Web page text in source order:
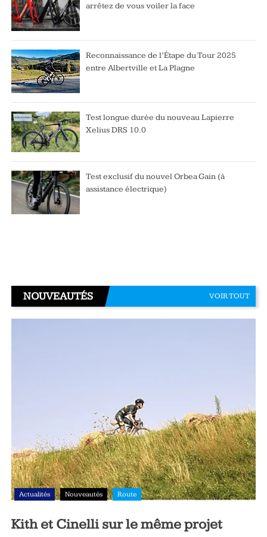
arrêtez de vous voiler la face
Reconnaissance de l’Étape du Tour 2025
entre Albertville et La Plagne
Test longue durée du nouveau Lapierre
Xelius DRS 10.0
Test exclusif du nouvel Orbea Gain (à
assistance électrique)
NOUVEAUTÉS VOIR TOUT
Actualités Nouveautés Route
Kith et Cinelli sur le même projet